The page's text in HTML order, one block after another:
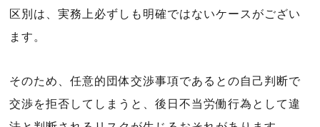
区別は、実務上必ずしも明確ではないケースがござい
ます。
そのため、任意的団体交渉事項であるとの自己判断で
交渉を拒否してしまうと、後日不当労働行為として違